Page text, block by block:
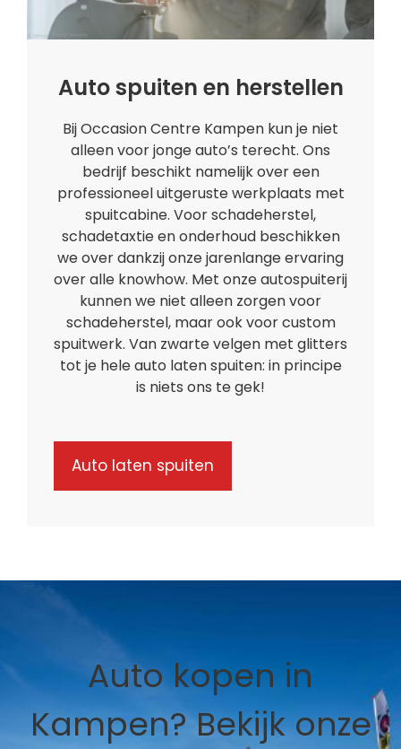
Auto spuiten en herstellen
Bij Occasion Centre Kampen kun je niet
alleen voor jonge auto’s terecht. Ons
bedrijf beschikt namelijk over een
professioneel uitgeruste werkplaats met
spuitcabine. Voor schadeherstel,
schadetaxtie en onderhoud beschikken
we over dankzij onze jarenlange ervaring
over alle knowhow. Met onze autospuiterij
kunnen we niet alleen zorgen voor
schadeherstel, maar ook voor custom
spuitwerk. Van zwarte velgen met glitters
tot je hele auto laten spuiten: in principe
is niets ons te gek!
Auto laten spuiten
Auto kopen in
Kampen? Bekijk onze